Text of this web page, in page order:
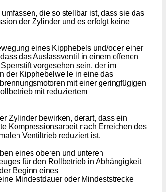
die so stellbar ist, dass sie das
der Zylinder und es erfolgt keine
eines Kipphebels und/oder einer
das Auslassventil in einem offenen
vorgesehen sein, der im
der Kipphebelwelle in eine das
mit einer geringfügigen
mit reduziertem
Zylinder bewirken, derart, dass ein
Kompressionsarbeit nach Erreichen des
Ventiltrieb reduziert ist.
eines oberen und unteren
für den Rollbetrieb in Abhängigkeit
Beginn eines
Mindestdauer oder Mindeststrecke